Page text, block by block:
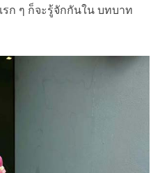
ก ๆ ก็จะรู้จักกันใน บทบาท